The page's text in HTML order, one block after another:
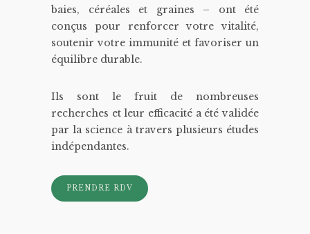
baies, céréales et graines – ont été
conçus pour renforcer votre vitalité,
soutenir votre immunité et favoriser un
équilibre durable.
Ils sont le fruit de nombreuses
recherches et leur efficacité a été validée
par la science à travers plusieurs études
indépendantes.
PRENDRE RDV